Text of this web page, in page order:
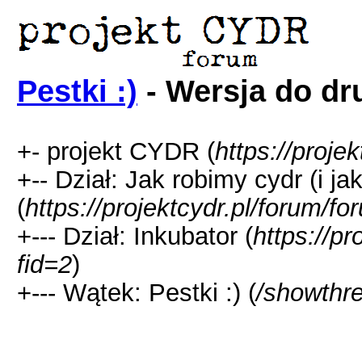
Pestki :) - Wersja do
+- projekt CYDR (https://
+-- Dział: Jak robimy cydr (i
(https://projektcydr.pl/forum/
+--- Dział: Inkubator (https://
fid=2)
+--- Wątek: Pestki :) (/